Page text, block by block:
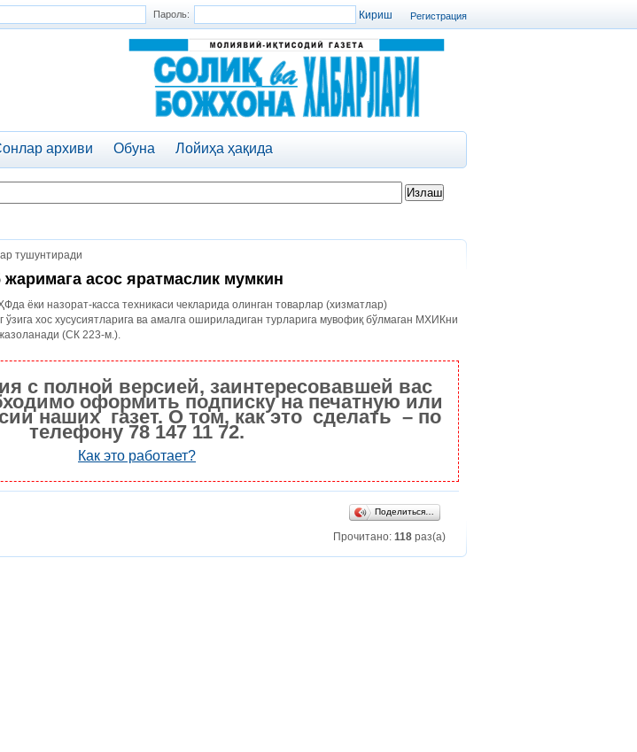
Регистрация
Пароль:
архиви Обуна Лойиҳа ҳақида
тушунтиради
жаримага асос яратмаслик мумкин
ёки назорат-касса техникаси чекларида олинган товарлар (хизматлар)
хос хусусиятларига ва амалга ошириладиган турларига мувофиқ бўлмаган МХИКни
(СК 223-м.).
с полной версией, заинтересовавшей вас
оформить подписку на печатную или
наших газет. О том, как это сделать – по
телефону 78 147 11 72.
Как это работает?
Поделиться…
Прочитано: 118 раз(а)